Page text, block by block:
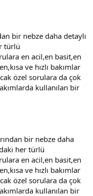
bir nebze daha detaylı
türlü
en acil,en basit,en
ve hızlı bakımlar
özel sorulara da çok
kullanılan bir
bir nebze daha
her türlü
en acil,en basit,en
ve hızlı bakımlar
özel sorulara da çok
kullanılan bir